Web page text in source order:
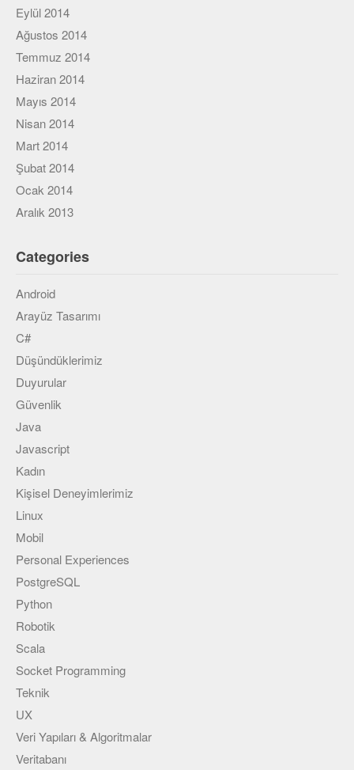
Eylül 2014
Ağustos 2014
Temmuz 2014
Haziran 2014
Mayıs 2014
Nisan 2014
Mart 2014
Şubat 2014
Ocak 2014
Aralık 2013
Categories
Android
Arayüz Tasarımı
C#
Düşündüklerimiz
Duyurular
Güvenlik
Java
Javascript
Kadın
Kişisel Deneyimlerimiz
Linux
Mobil
Personal Experiences
PostgreSQL
Python
Robotik
Scala
Socket Programming
Teknik
UX
Veri Yapıları & Algoritmalar
Veritabanı